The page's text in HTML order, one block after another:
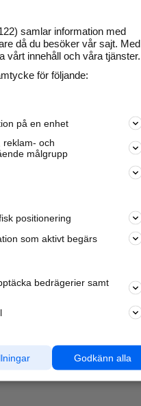
företaget på
och
nära dig.
samlar information med
då du besöker vår sajt. Med
vårt innehåll och våra tjänster.
för följande:
på en enhet
reklam- och
målgrupp
positionering
som aktivt begärs
bedrägerier samt
Godkänn alla